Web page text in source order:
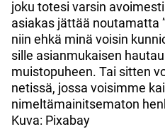
joku totesi varsin
asiakas jättää noutamatta
niin ehkä minä voisin
sille asianmukaisen
muistopuheen. Tai sitten
netissä, jossa voisimme
nimeltämainitsematon
Kuva: Pixabay